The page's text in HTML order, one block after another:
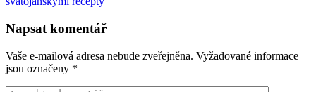
Napsat komentář
Vaše e-mailová adresa nebude zveřejněna. Vyžadované informace
jsou označeny *